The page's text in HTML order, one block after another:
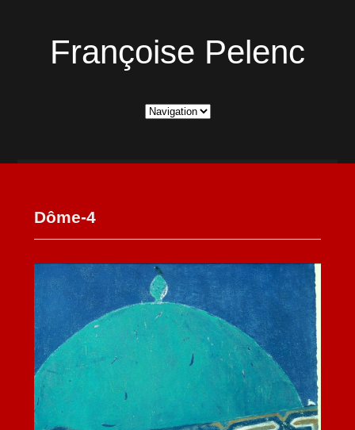
Françoise Pelenc
Dôme-4